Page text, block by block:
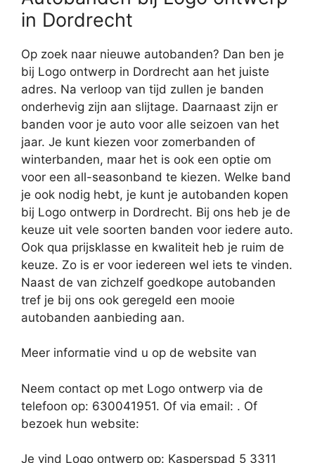
in Dordrecht
Op zoek naar nieuwe autobanden? Dan ben je
bij Logo ontwerp in Dordrecht aan het juiste
adres. Na verloop van tijd zullen je banden
onderhevig zijn aan slijtage. Daarnaast zijn er
banden voor je auto voor alle seizoen van het
jaar. Je kunt kiezen voor zomerbanden of
winterbanden, maar het is ook een optie om
voor een all-seasonband te kiezen. Welke band
je ook nodig hebt, je kunt je autobanden kopen
bij Logo ontwerp in Dordrecht. Bij ons heb je de
keuze uit vele soorten banden voor iedere auto.
Ook qua prijsklasse en kwaliteit heb je ruim de
keuze. Zo is er voor iedereen wel iets te vinden.
Naast de van zichzelf goedkope autobanden
tref je bij ons ook geregeld een mooie
autobanden aanbieding aan.
Meer informatie vind u op de website van
Neem contact op met Logo ontwerp via de
telefoon op: 630041951. Of via email: . Of
bezoek hun website:
Je vind Logo ontwerp op: Kasperspad 5 3311